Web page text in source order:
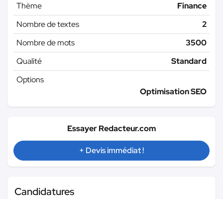
Thème
Finance
Nombre de textes
2
Nombre de mots
3500
Qualité
Standard
Options
Optimisation SEO
Essayer Redacteur.com
+ Devis immédiat !
Candidatures